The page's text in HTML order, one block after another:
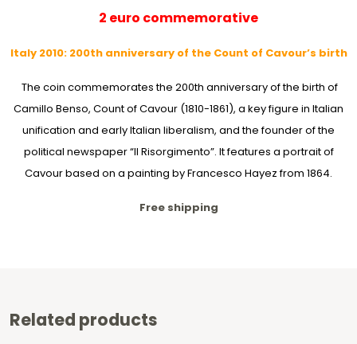
2 euro commemorative
Italy 2010: 200th anniversary of the Count of Cavour’s birth
The coin commemorates the 200th anniversary of the birth of
Camillo Benso, Count of Cavour (1810-1861), a key figure in Italian
unification and early Italian liberalism, and the founder of the
political newspaper “Il Risorgimento”. It features a portrait of
Cavour based on a painting by Francesco Hayez from 1864.
Free shipping
Related products